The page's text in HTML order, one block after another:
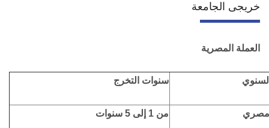
خريجى الجامعة
العملة المصرية
سنوات التخرج
من 1 إلى 5 سنوات